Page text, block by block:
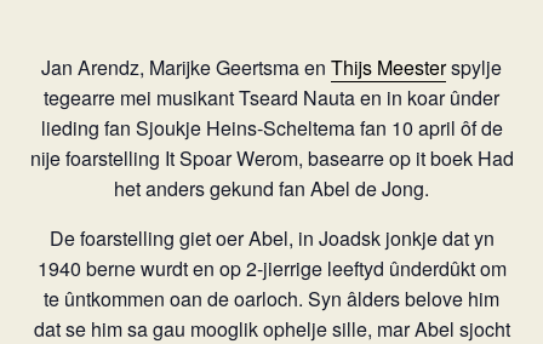
Jan Arendz, Marijke Geertsma en Thijs Meesterspylje
tegearre mei musikant Tseard Nauta en in koar ûnder
lieding fan Sjoukje Heins-Scheltema fan 10 april ôf de
nije foarstelling It Spoar Werom, basearre op it boek Had
het anders gekund fan Abel de Jong.
De foarstelling giet oer Abel, in Joadsk jonkje dat yn
1940 berne wurdt en op 2-jierrige leeftyd ûnderdûkt om
te ûntkommen oan de oarloch. Syn âlders belove him
dat se him sa gau mooglik ophelje sille, mar Abel sjocht